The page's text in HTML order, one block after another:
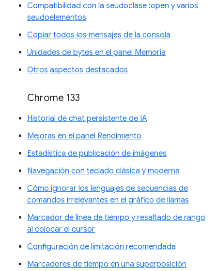
Compatibilidad con la seudoclase :open y varios
seudoelementos
Copiar todos los mensajes de la consola
Unidades de bytes en el panel Memoria
Otros aspectos destacados
Chrome 133
Historial de chat persistente de IA
Mejoras en el panel Rendimiento
Estadística de publicación de imágenes
Navegación con teclado clásica y moderna
Cómo ignorar los lenguajes de secuencias de
comandos irrelevantes en el gráfico de llamas
Marcador de línea de tiempo y resaltado de rango
al colocar el cursor
Configuración de limitación recomendada
Marcadores de tiempo en una superposición